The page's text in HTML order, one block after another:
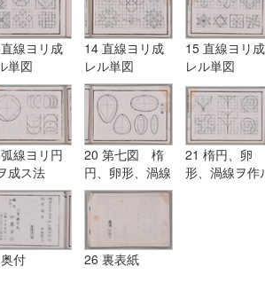
線ヨリ成
単図
14 直線ヨリ成
レル単図
15 直線ヨリ成
レル単図
線ヨリ円
成ス法
20 第七図 楕
円、卵形、渦線
ヲ作ル法
21 楕円、卵
形、渦線ヲ作
付 26 裏表紙